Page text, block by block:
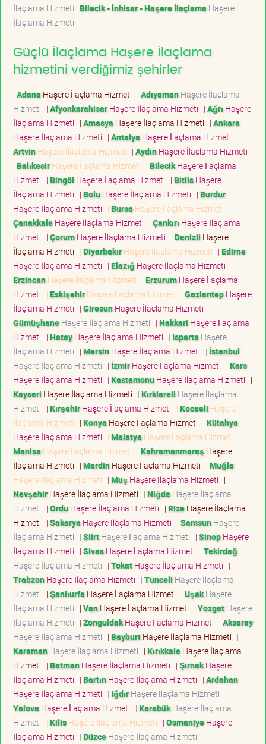
İlaçlama Hizmeti Bilecik - İnhisar - Haşere İlaçlama Haşere
İlaçlama Hizmeti
Güçlü İlaçlama Haşere İlaçlama
hizmetini verdiğimiz şehirler
| Adana Haşere İlaçlama Hizmeti | AdıyamanHaşere İlaçlama
Hizmeti | AfyonkarahisarHaşere İlaçlama Hizmeti | Ağrı Haşere
İlaçlama Hizmeti | Amasya Haşere İlaçlama Hizmeti | Ankara
Haşere İlaçlama Hizmeti | Antalya Haşere İlaçlama Hizmeti |
ArtvinHaşere İlaçlama Hizmeti | AydınHaşere İlaçlama Hizmeti
| BalıkesirHaşere İlaçlama Hizmeti | BilecikHaşere İlaçlama
Hizmeti | Bingöl Haşere İlaçlama Hizmeti | BitlisHaşere
İlaçlama Hizmeti | BoluHaşere İlaçlama Hizmeti | Burdur
Haşere İlaçlama Hizmeti | Bursa Haşere İlaçlama Hizmeti |
ÇanakkaleHaşere İlaçlama Hizmeti | Çankırı Haşere İlaçlama
Hizmeti | ÇorumHaşere İlaçlama Hizmeti | Denizli Haşere
İlaçlama Hizmeti | DiyarbakırHaşere İlaçlama Hizmeti | Edirne
Haşere İlaçlama Hizmeti | Elazığ Haşere İlaçlama Hizmeti |
ErzincanHaşere İlaçlama Hizmeti | ErzurumHaşere İlaçlama
Hizmeti | EskişehirHaşere İlaçlama Hizmeti | GaziantepHaşere
İlaçlama Hizmeti | GiresunHaşere İlaçlama Hizmeti |
GümüşhaneHaşere İlaçlama Hizmeti | Hakkari Haşere İlaçlama
Hizmeti | HatayHaşere İlaçlama Hizmeti | Isparta Haşere
İlaçlama Hizmeti | MersinHaşere İlaçlama Hizmeti | İstanbul
Haşere İlaçlama Hizmeti | İzmirHaşere İlaçlama Hizmeti | Kars
Haşere İlaçlama Hizmeti | KastamonuHaşere İlaçlama Hizmeti |
Kayseri Haşere İlaçlama Hizmeti | Kırklareli Haşere İlaçlama
Hizmeti | KırşehirHaşere İlaçlama Hizmeti | Kocaeli Haşere
İlaçlama Hizmeti | Konya Haşere İlaçlama Hizmeti | Kütahya
Haşere İlaçlama Hizmeti | Malatya Haşere İlaçlama Hizmeti |
Manisa Haşere İlaçlama Hizmeti | Kahramanmaraş Haşere
İlaçlama Hizmeti | MardinHaşere İlaçlama Hizmeti | Muğla
Haşere İlaçlama Hizmeti | Muş Haşere İlaçlama Hizmeti |
NevşehirHaşere İlaçlama Hizmeti | NiğdeHaşere İlaçlama
Hizmeti | OrduHaşere İlaçlama Hizmeti | RizeHaşere İlaçlama
Hizmeti | Sakarya Haşere İlaçlama Hizmeti | SamsunHaşere
İlaçlama Hizmeti | SiirtHaşere İlaçlama Hizmeti | SinopHaşere
İlaçlama Hizmeti | SivasHaşere İlaçlama Hizmeti | Tekirdağ
Haşere İlaçlama Hizmeti | TokatHaşere İlaçlama Hizmeti |
TrabzonHaşere İlaçlama Hizmeti | Tunceli Haşere İlaçlama
Hizmeti | Şanlıurfa Haşere İlaçlama Hizmeti | UşakHaşere
İlaçlama Hizmeti | VanHaşere İlaçlama Hizmeti | YozgatHaşere
İlaçlama Hizmeti | ZonguldakHaşere İlaçlama Hizmeti | Aksaray
Haşere İlaçlama Hizmeti | BayburtHaşere İlaçlama Hizmeti |
KaramanHaşere İlaçlama Hizmeti | KırıkkaleHaşere İlaçlama
Hizmeti | BatmanHaşere İlaçlama Hizmeti | ŞırnakHaşere
İlaçlama Hizmeti | BartınHaşere İlaçlama Hizmeti | Ardahan
Haşere İlaçlama Hizmeti | IğdırHaşere İlaçlama Hizmeti |
Yalova Haşere İlaçlama Hizmeti | KarabükHaşere İlaçlama
Hizmeti | KilisHaşere İlaçlama Hizmeti | OsmaniyeHaşere
İlaçlama Hizmeti | DüzceHaşere İlaçlama Hizmeti